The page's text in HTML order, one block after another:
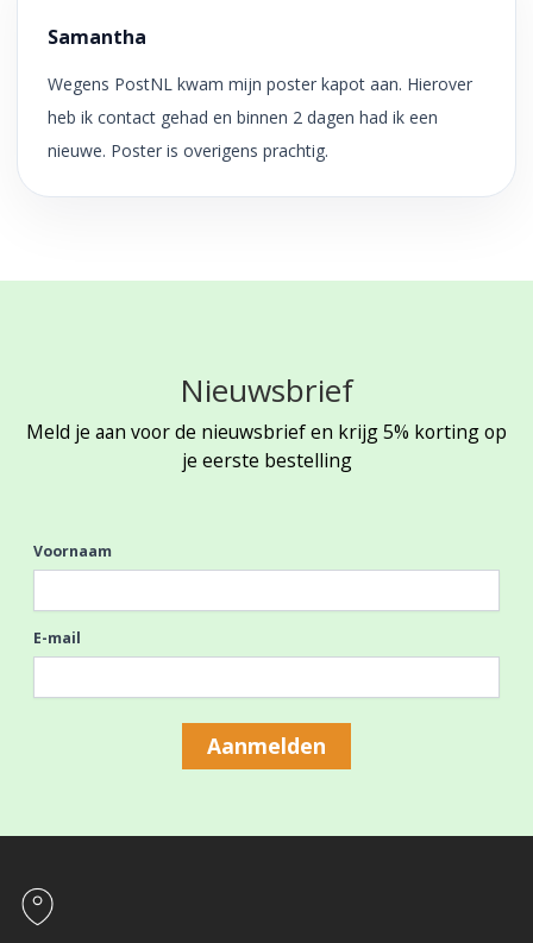
Samantha
Wegens PostNL kwam mijn poster kapot aan. Hierover
heb ik contact gehad en binnen 2 dagen had ik een
nieuwe. Poster is overigens prachtig.
Nieuwsbrief
Meld je aan voor de nieuwsbrief en krijg 5% korting op
je eerste bestelling
Voornaam
E-mail
Aanmelden